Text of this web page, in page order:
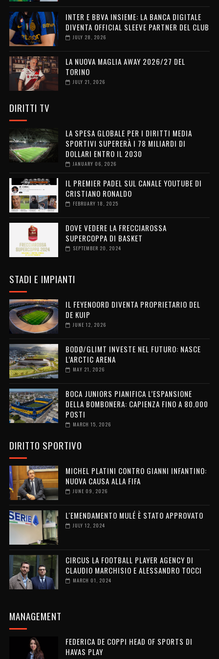
INTER E BBVA INSIEME: LA BANCA DIGITALE
DIVENTA OFFICIAL SLEEVE PARTNER DEL CLUB
JULY 28, 2026
LA NUOVA MAGLIA AWAY 2026/27 DEL
TORINO
JULY 21, 2026
DIRITTI TV
LA SPESA GLOBALE PER I DIRITTI MEDIA
SPORTIVI SUPERERÀ I 78 MILIARDI DI
DOLLARI ENTRO IL 2030
JANUARY 06, 2026
IL PREMIER PADEL SUL CANALE YOUTUBE DI
CRISTIANO RONALDO
FEBRUARY 18, 2025
DOVE VEDERE LA FRECCIAROSSA
SUPERCOPPA DI BASKET
SEPTEMBER 20, 2024
STADI E IMPIANTI
IL FEYENOORD DIVENTA PROPRIETARIO DEL
DE KUIP
JUNE 12, 2026
BODØ/GLIMT INVESTE NEL FUTURO: NASCE
L’ARCTIC ARENA
MAY 21, 2026
BOCA JUNIORS PIANIFICA L’ESPANSIONE
DELLA BOMBONERA: CAPIENZA FINO A 80.000
POSTI
MARCH 15, 2026
DIRITTO SPORTIVO
MICHEL PLATINI CONTRO GIANNI INFANTINO:
NUOVA CAUSA ALLA FIFA
JUNE 09, 2026
L'EMENDAMENTO MULÉ È STATO APPROVATO
JULY 12, 2024
CIRCUS LA FOOTBALL PLAYER AGENCY DI
CLAUDIO MARCHISIO E ALESSANDRO TOCCI
MARCH 01, 2024
MANAGEMENT
FEDERICA DE COPPI HEAD OF SPORTS DI
HAVAS PLAY